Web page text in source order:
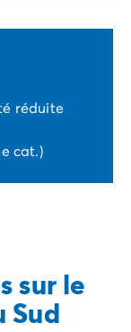
réduite
cat.)
sur le
Sud